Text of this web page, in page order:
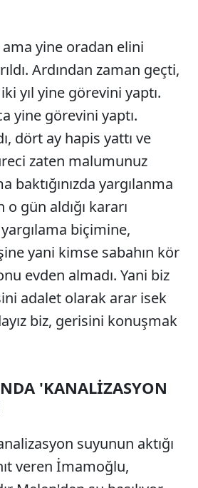
yine oradan elini
Ardından zaman geçti,
yıl yine görevini yaptı.
yine görevini yaptı.
dört ay hapis yattı ve
zaten malumunuz
baktığınızda yargılanma
o gün aldığı kararı
biçimine,
yani kimse sabahın kör
evden almadı. Yani biz
adalet olarak arar isek
biz, gerisini konuşmak
'KANALİZASYON
suyunun aktığı
veren İmamoğlu,